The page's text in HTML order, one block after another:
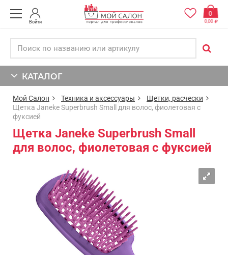
Войти
0
0,00
КАТАЛОГ
Мой Салон Техника и аксессуары
Щетки, расчески
Щетка Janeke Superbrush Small для волос, фиолетовая с
фуксией
Щетка Janeke Superbrush Small
для волос, фиолетовая с фуксией